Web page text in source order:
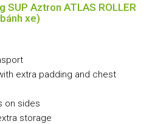
SUP Aztron ATLAS ROLLER
xe)
extra padding and chest
on sides
storage